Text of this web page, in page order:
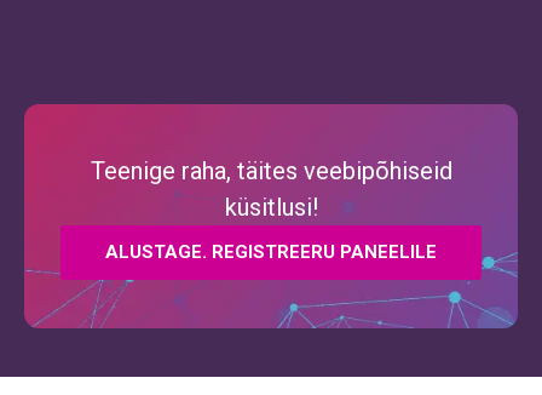
Teenige raha, täites veebipõhiseid
küsitlusi!
ALUSTAGE. REGISTREERU PANEELILE